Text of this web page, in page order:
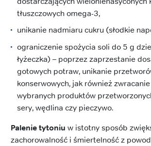
tłuszczowych omega-3,
unikanie nadmiaru cukru (słodkie
ograniczenie spożycia soli do 5 g
łyżeczka) – poprzez zaprzestanie
gotowych potraw, unikanie
konserwowych, jak również
wybranych produktów
sery, wędlina czy pieczywo.
Palenie tytoniu w istotny sposób
zachorowalność i śmiertelność z